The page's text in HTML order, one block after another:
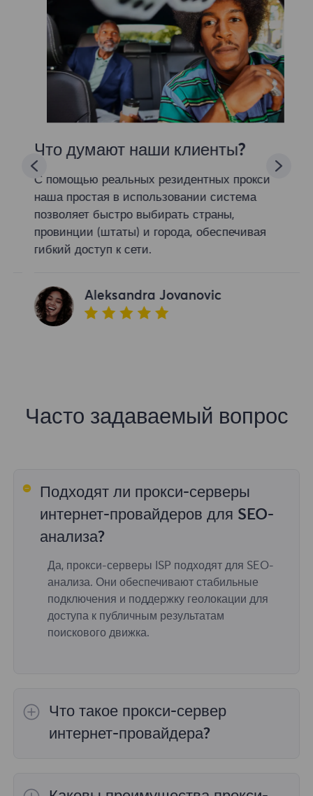
Что думают наши клиенты?
С помощью реальных резидентных прокси
наша простая в использовании система
позволяет быстро выбирать страны,
провинции (штаты) и города, обеспечивая
гибкий доступ к сети.
Aleksandra Jovanovic
Часто задаваемый вопрос
Подходят ли прокси-серверы
интернет-провайдеров для SEO-
анализа?
Да, прокси-серверы ISP подходят для SEO-
анализа. Они обеспечивают стабильные
подключения и поддержку геолокации для
доступа к публичным результатам
поискового движка.
Что такое прокси-сервер
интернет-провайдера?